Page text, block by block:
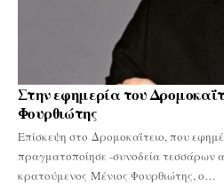
Στην εφημερία του
Φουρθιώτης
Επίσκεψη στο Δρομοκαΐτειο, που
πραγματοποίησε -συνοδεία τεσσάρων
κρατούμενος Μένιος Φουρθιώτης, ο…